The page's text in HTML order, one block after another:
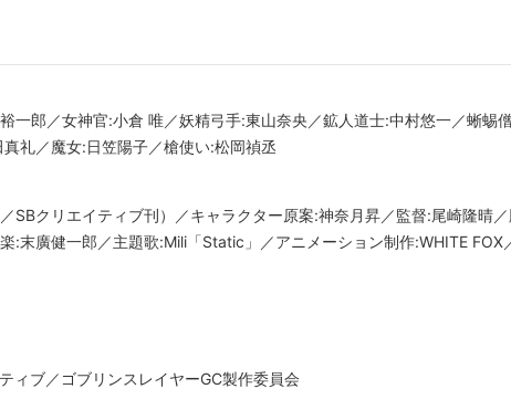
一郎／女神官:小倉 唯／妖精弓手:東山奈央／鉱人道士:中村悠一／蜥蜴
礼／魔女:日笠陽子／槍使い:松岡禎丞
SBクリエイティブ刊）／キャラクター原案:神奈月昇／監督:尾崎隆晴
:末廣健一郎／主題歌:Mili「Static」／アニメーション制作:WHITE
ィブ／ゴブリンスレイヤーGC製作委員会